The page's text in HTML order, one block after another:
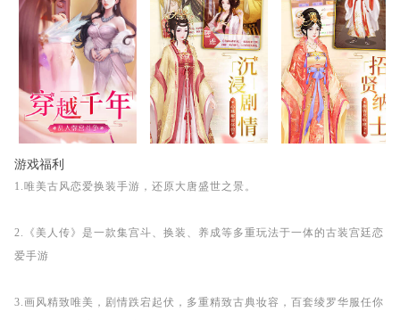
游戏福利
1.唯美古风恋爱换装手游，还原大唐盛世之景。
2.《美人传》是一款集宫斗、换装、养成等多重玩法于一体的古装宫廷恋
爱手游
3.画风精致唯美，剧情跌宕起伏，多重精致古典妆容，百套绫罗华服任你